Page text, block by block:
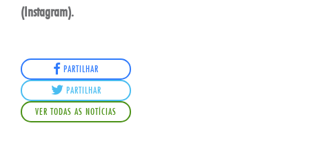
(Instagram).
PARTILHAR
PARTILHAR
VER TODAS AS NOTÍCIAS